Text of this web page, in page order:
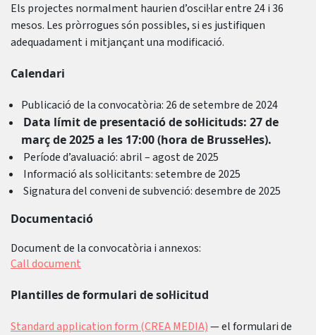
Els projectes normalment haurien d’oscil·lar entre 24 i 36
mesos. Les pròrrogues són possibles, si es justifiquen
adequadament i mitjançant una modificació.
Calendari
Publicació de la convocatòria: 26 de setembre de 2024
Data límit de presentació de sol·licituds: 27 de
març de 2025 a les 17:00 (hora de Brussel·les).
Període d’avaluació: abril – agost de 2025
Informació als sol·licitants: setembre de 2025
Signatura del conveni de subvenció: desembre de 2025
Documentació
Document de la convocatòria i annexos:
Call document
Plantilles de formulari de sol·licitud
Standard application form (CREA MEDIA)— el formulari de